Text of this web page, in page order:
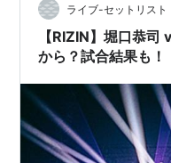
地観戦して良かった 80
留一樹 vs.〇宇佐美正
ダウ…
ライブ-セットリスト
【RIZIN】堀口恭
から？試合結果も！